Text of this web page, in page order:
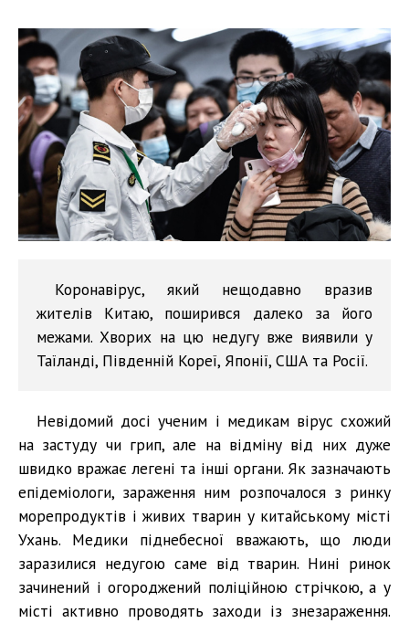
Коронавірус, який нещодавно вразив
жителів Китаю, поширився далеко за його
межами. Хворих на цю недугу вже виявили у
Таїланді, Південній Кореї, Японії, США та Росії.
Невідомий досі ученим і медикам вірус схожий
на застуду чи грип, але на відміну від них дуже
швидко вражає легені та інші органи. Як зазначають
епідеміологи, зараження ним розпочалося з ринку
морепродуктів і живих тварин у китайському місті
Ухань. Медики піднебесної вважають, що люди
заразилися недугою саме від тварин. Нині ринок
зачинений і огороджений поліційною стрічкою, а у
місті активно проводять заходи із знезараження.